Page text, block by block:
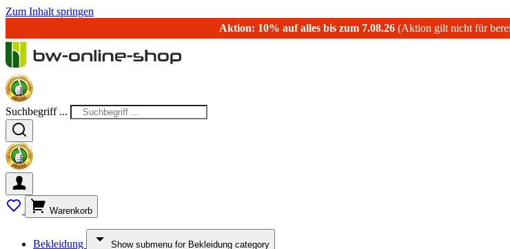
Zum Inhalt springen
Aktion: 10% auf alles bis zum 7.08.26(Aktion gilt nicht für
Suchbegriff ...
Warenkorb
Bekleidung Show submenu for Bekleidung category